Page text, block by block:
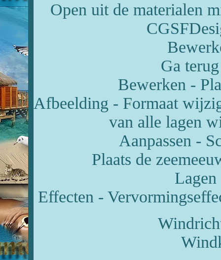
Open uit de materialen
Ga
Bewerken -
Afbeelding - Formaat
van alle lagen
Aanpassen -
Plaats de
Effecten -